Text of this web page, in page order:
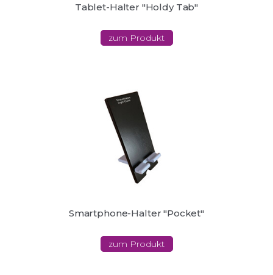
Tablet-Halter "Holdy Tab"
zum Produkt
Smartphone-Halter "Pocket"
zum Produkt